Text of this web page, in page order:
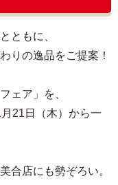
ともに、
りの逸品をご提案！
ェア」を、
21日（木）から一
合店にも勢ぞろい。